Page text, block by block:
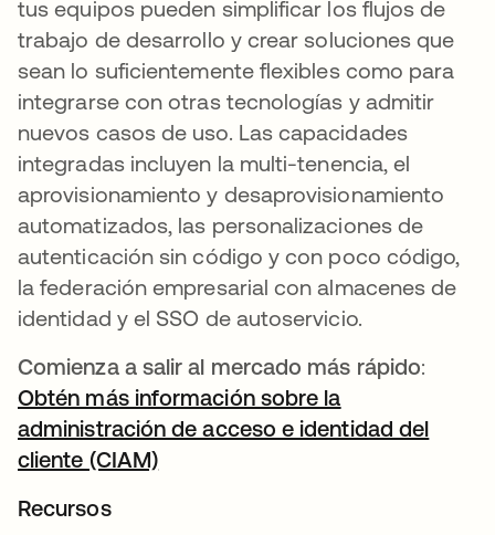
tus equipos pueden simplificar los flujos de
trabajo de desarrollo y crear soluciones que
sean lo suficientemente flexibles como para
integrarse con otras tecnologías y admitir
nuevos casos de uso. Las capacidades
integradas incluyen la multi-tenencia, el
aprovisionamiento y desaprovisionamiento
automatizados, las personalizaciones de
autenticación sin código y con poco código,
la federación empresarial con almacenes de
identidad y el SSO de autoservicio.
Comienza a salir al mercado más rápido:
Obtén más información sobre la
administración de acceso e identidad del
cliente (CIAM)
Recursos